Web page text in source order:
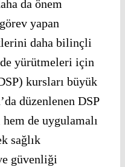
da önem
yapan
daha bilinçli
yürütmeleri için
kursları büyük
düzenlenen DSP
de uygulamalı
sağlık
güvenliği